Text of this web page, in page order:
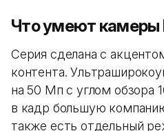
Что умеют камеры
Серия сделана с
контента.
на 50 Мп с углом обзора
в кадр большую
также есть отдельный